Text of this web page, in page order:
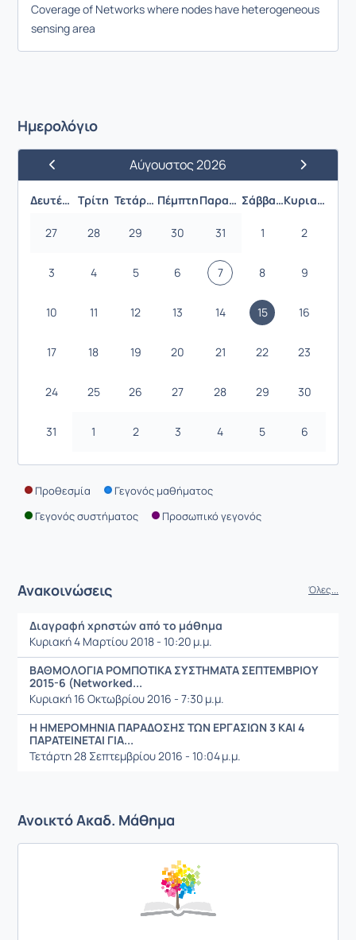
Coverage of Networks where nodes have heterogeneous
sensing area
Ημερολόγιο
Προηγούμενος ΜήναςΑύγουστος 2026
Επόμενος
Δευτέρα Τρίτη Τετάρτη Πέμπτη Παρασκευή Σάββατο Κυριακή
27 28 29 30 31 1 2
3 4 5 6 7 8 9
10 11 12 13 14 15 16
17 18 19 20 21 22 23
24 25 26 27 28 29 30
31 1 2 3 4 5 6
Προθεσμία
Γεγονός μαθήματος
Γεγονός συστήματος
Προσωπικό γεγονός
Ανακοινώσεις Όλες...
Διαγραφή χρηστών από το μάθημα
Κυριακή 4 Μαρτίου 2018 - 10:20 μ.μ.
ΒΑΘΜΟΛΟΓΙΑ ΡΟΜΠΟΤΙΚΑ ΣΥΣΤΗΜΑΤΑ ΣΕΠΤΕΜΒΡΙΟΥ
2015-6 (Networked...
Κυριακή 16 Οκτωβρίου 2016 - 7:30 μ.μ.
Η ΗΜΕΡΟΜΗΝΙΑ ΠΑΡΑΔΟΣΗΣ ΤΩΝ ΕΡΓΑΣΙΩΝ 3 ΚΑΙ 4
ΠΑΡΑΤΕΙΝΕΤΑΙ ΓΙΑ...
Τετάρτη 28 Σεπτεμβρίου 2016 - 10:04 μ.μ.
Ανοικτό Ακαδ. Μάθημα